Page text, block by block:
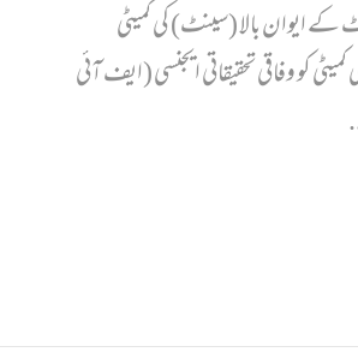
کے ایوان بالا (سینٹ) کی کمیٹی
کو وفاقی تحقیقاتی ایجنسی (ایف آئی